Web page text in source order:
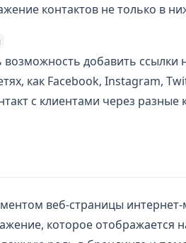
контактов не только в
возможность добавить ссылки
как Facebook, Instagram,
с клиентами через разные
веб-страницы интернет-
которое отображается